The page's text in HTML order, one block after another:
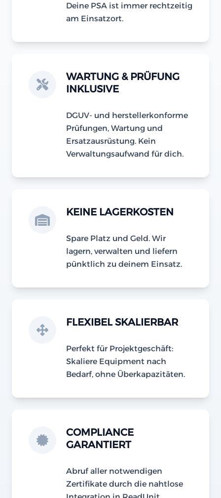
Deine PSA ist immer rechtzeitig
am Einsatzort.
WARTUNG & PRÜFUNG
INKLUSIVE
DGUV- und herstellerkonforme
Prüfungen, Wartung und
Ersatzausrüstung. Kein
Verwaltungsaufwand für dich.
KEINE LAGERKOSTEN
Spare Platz und Geld. Wir
lagern, verwalten und liefern
pünktlich zu deinem Einsatz.
FLEXIBEL SKALIERBAR
Perfekt für Projektgeschäft:
Skaliere Equipment nach
Bedarf, ohne Überkapazitäten.
COMPLIANCE
GARANTIERT
Abruf aller notwendigen
Zertifikate durch die nahtlose